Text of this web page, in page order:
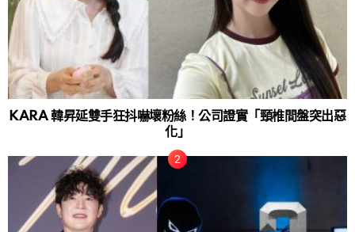
KARA 韓昇延雙手狂抖嚇壞粉絲！公司證實「頸椎間盤突出惡
化」